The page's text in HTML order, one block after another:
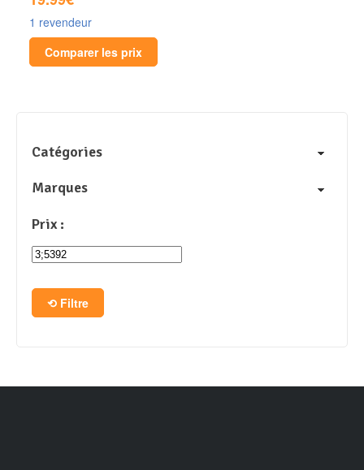
1 revendeur
Comparer les prix
Catégories
Marques
Prix :
Filtre